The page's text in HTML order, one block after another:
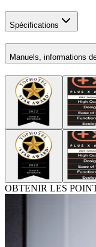
Spécifications
Manuels, informations
OBTENIR LES